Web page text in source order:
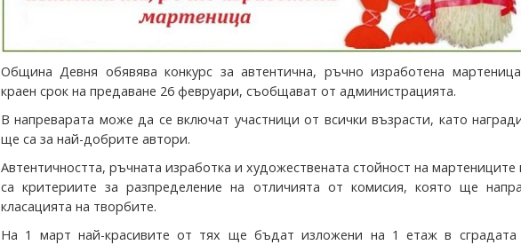
Община Девня обявява конкурс за автентична, ръчно изработена
краен срок на предаване 26 февруари, съобщават от администрацията.
В напреварата може да се включат участници от всички възрасти, като
ще са за най-добрите автори.
Автентичността, ръчната изработка и художествената стойност на
са критериите за разпределение на отличията от комисия, която ще
класацията на творбите.
На 1 март най-красивите от тях ще бъдат изложени на 1 етаж в сградата